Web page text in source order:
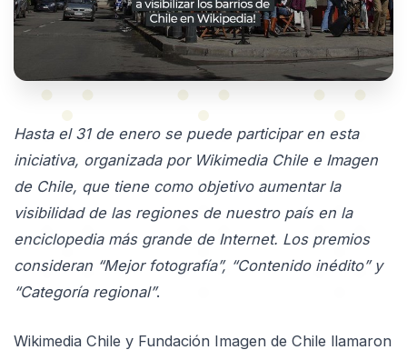
Hasta el 31 de enero se puede participar en esta
iniciativa, organizada por Wikimedia Chile e Imagen
de Chile, que tiene como objetivo aumentar la
visibilidad de las regiones de nuestro país en la
enciclopedia más grande de Internet. Los premios
consideran “Mejor fotografía”, “Contenido inédito” y
“Categoría regional”.
Wikimedia Chile y Fundación Imagen de Chile llamaron